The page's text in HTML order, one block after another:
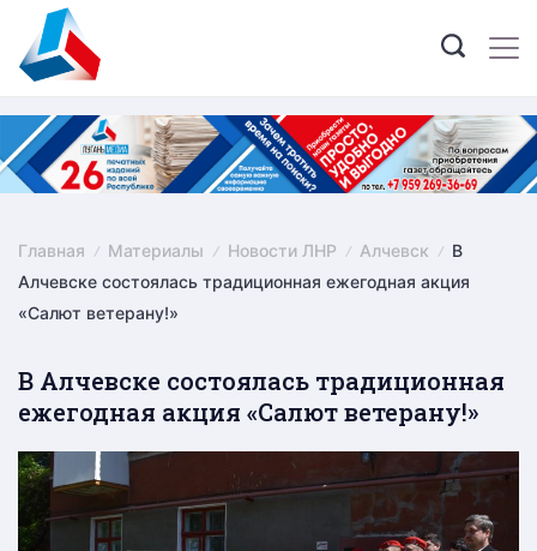
content
Главная Материалы Новости ЛНР Алчевск
В
Алчевске состоялась традиционная ежегодная акция
«Салют ветерану!»
В Алчевске состоялась традиционная
ежегодная акция «Салют ветерану!»